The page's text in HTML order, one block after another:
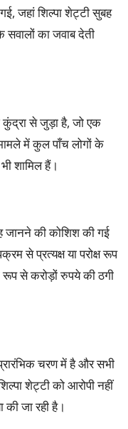
जहां शिल्पा शेट्टी सुबह
का जवाब देती
से जुड़ा है, जो एक
में कुल पाँच लोगों के
शामिल हैं।
जानने की कोशिश की गई
से प्रत्यक्ष या परोक्ष रूप
से करोड़ों रुपये की ठगी
चरण में है और सभी
शेट्टी को आरोपी नहीं
जा रही है।